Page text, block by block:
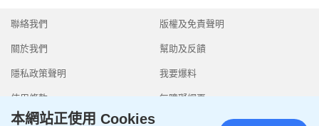
聯絡我們
關於我們
隱私政策聲明
使用條款
版權及免責聲明
幫助及反饋
我要爆料
無障礙網頁
本網站正使用 Cookies